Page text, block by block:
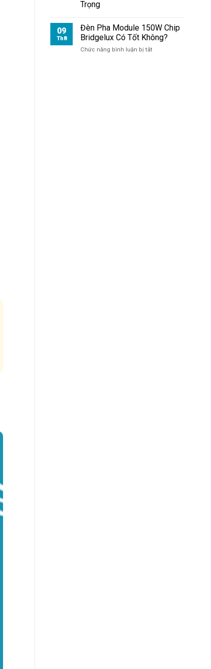
Mức
Nào?
Trọng
09
Th8
Đèn Pha Module 150W Chip
Bridgelux Có Tốt Không?
Chức năng bình luận bị tắt